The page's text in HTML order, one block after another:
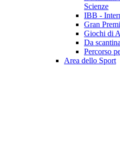
Scienze
IBB -
Gran
Giochi di
Da
Percorso
Area dello Sport